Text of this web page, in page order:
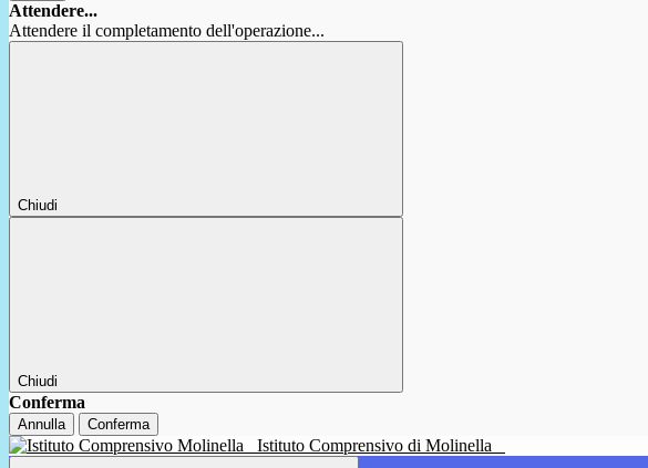
Attendere...
Attendere il completamento dell'operazione...
Chiudi
Chiudi
Conferma
Annulla Conferma
Istituto Comprensivo di Molinella